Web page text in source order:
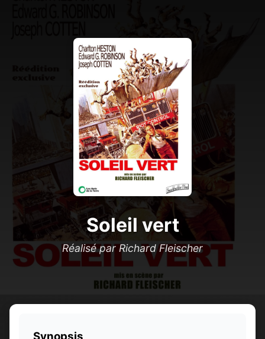
Soleil vert
Réalisé par Richard Fleischer
Synopsis